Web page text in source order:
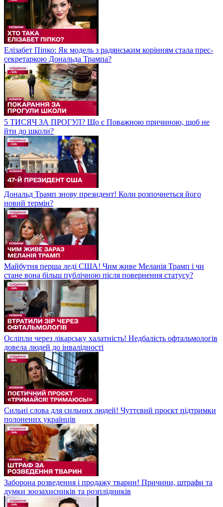
Елізабет Піпко: Як модель з радянським корінням стала прес-
секретаркою Дональда Трампа?
5 ТИСЯЧ ЗА ПРОГУЛ? Що є Поважною причиною, щоб не
йти до школи?
Дональд Трамп знову президент! Коли розпочнеться його
новий термін?
Майбутня перша леді США! Чим живе Меланія Трамп і чи
стане вона більш публічною після повернення статусу?
Осліпли через лікарську халатність! Недбалість офтальмологів
довела людей до інвалідності
Сильні слова для сильних людей! Чуттєвий проєкт підтримки
полонених українців
Заборона розведення і продажу тварин! Причини, штрафи та
думки зоозахисників та розплідників